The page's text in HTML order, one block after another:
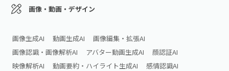
画像・動画・デザイン
画像生成AI 動画生成AI
画像編集・拡張AI
画像認識・画像解析AI
アバター動画生成AI
顔認証AI
映像解析AI
動画要約・ハイライト生成AI
感情認識AI